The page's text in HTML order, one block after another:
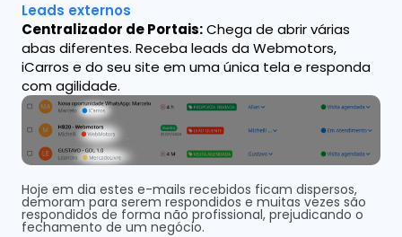
Leads externos
Centralizador de Portais:Chega de abrir várias
abas diferentes. Receba leads da Webmotors,
iCarros e do seu site em uma única tela e responda
com agilidade.
Hoje em dia estes e-mails recebidos ficam dispersos,
demoram para serem respondidos e muitas vezes são
respondidos de forma não profissional, prejudicando o
fechamento de um negócio.